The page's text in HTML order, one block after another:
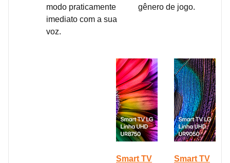
modo praticamente
imediato com a sua
voz.
gênero de jogo.
Smart TV Smart TV